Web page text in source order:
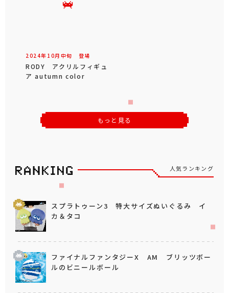
2024年 10月 中旬 登場
RODY アクリルフィギュ
ア autumn color
もっと見る
人気ランキング
スプラトゥーン3 特大サイズぬいぐるみ イ
カ＆タコ
ファイナルファンタジーX AM ブリッツボー
ルのビニールボール